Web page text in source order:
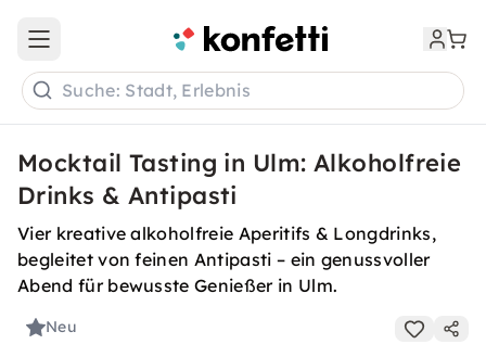
Open main menu
Suche: Stadt, Erlebnis
Mocktail Tasting in Ulm: Alkoholfreie
Drinks & Antipasti
Vier kreative alkoholfreie Aperitifs & Longdrinks,
begleitet von feinen Antipasti – ein genussvoller
Abend für bewusste Genießer in Ulm.
Neu